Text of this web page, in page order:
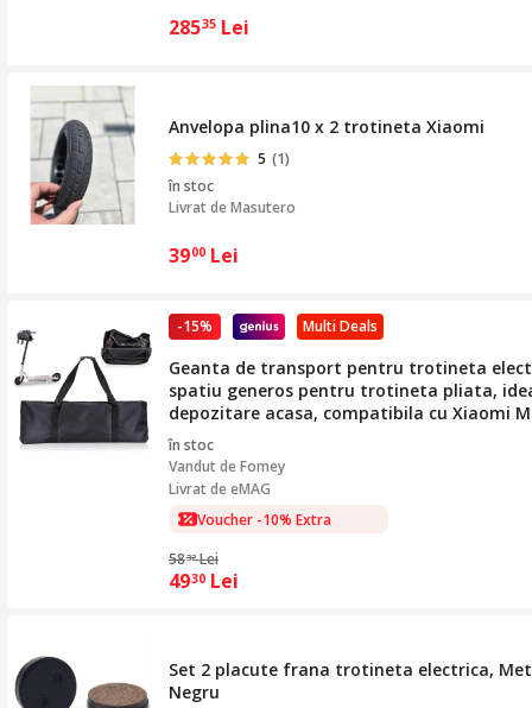
28535 Lei
Anvelopa plina10 x 2 trotineta Xiaomi
5 (1)
în stoc
Livrat deMasutero
3900 Lei
Multi Deals
-15%
Geanta de transport pentru trotineta
spatiu generos pentru trotineta pliata,
depozitare acasa, compatibila cu Xiaomi
în stoc
Vandut deFomey
Livrat de eMAG
Voucher -10% Extra
5832 Lei
4930 Lei
Set 2 placute frana trotineta electrica,
Negru